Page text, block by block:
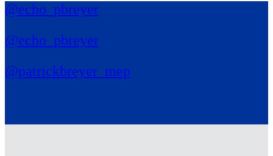
@echo_pbreyer
@echo_pbreyer
@patrickbreyer_mep